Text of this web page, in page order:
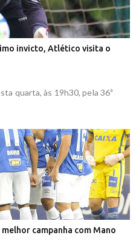
invicto, Atlético visita o
quarta, às 19h30, pela 36ª
campanha com Mano